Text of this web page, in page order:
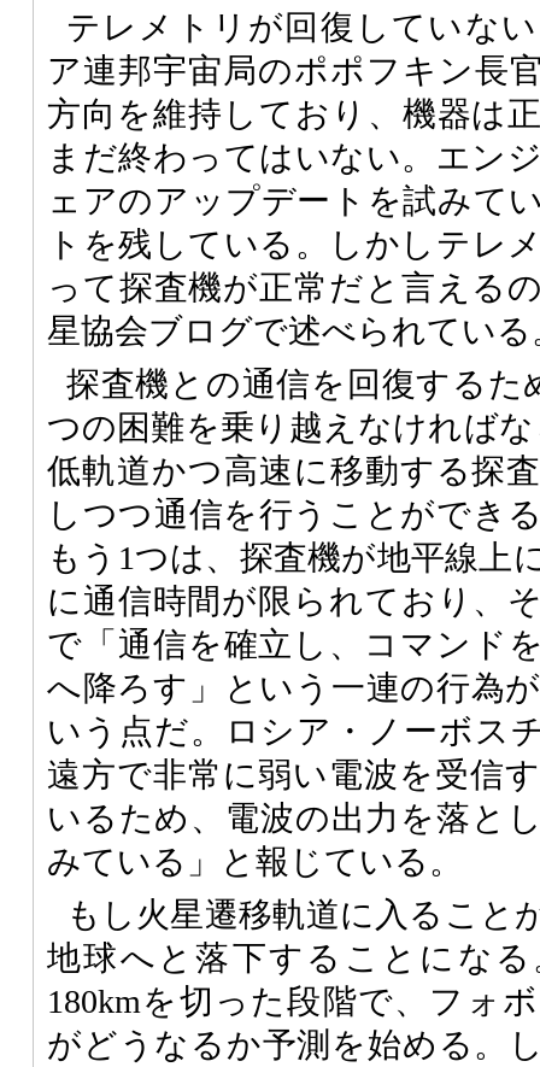
テレメトリが回復していな
ア連邦宇宙局のポポフキン長
方向を維持しており、機器は
まだ終わってはいない。エン
ェアのアップデートを試みて
トを残している。しかしテレ
って探査機が正常だと言える
星協会ブログで述べられている
探査機との通信を回復するた
つの困難を乗り越えなければ
低軌道かつ高速に移動する探
しつつ通信を行うことができ
もう1つは、探査機が地平線上
に通信時間が限られており、
で「通信を確立し、コマンド
へ降ろす」という一連の行為
いう点だ。ロシア・ノーボス
遠方で非常に弱い電波を受信
いるため、電波の出力を落と
みている」と報じている。
もし火星遷移軌道に入ること
地球へと落下することにな
180kmを切った段階で、フォ
がどうなるか予測を始める。